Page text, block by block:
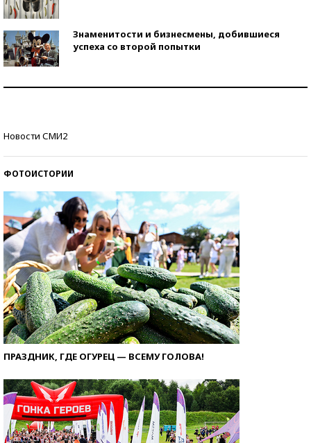
Знаменитости и бизнесмены, добившиеся
успеха со второй попытки
Новости СМИ2
ФОТОИСТОРИИ
ПРАЗДНИК, ГДЕ ОГУРЕЦ — ВСЕМУ ГОЛОВА!